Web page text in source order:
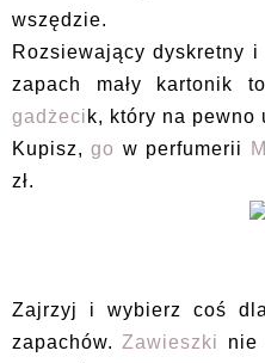
wszędzie.
Rozsiewający dyskretny
zapach mały kartonik
gadżeci k, który na pewno
Kupisz,go w perfumerii
zł.
Zajrzyj i wybierz coś
zapachów. Zawieszki
nie